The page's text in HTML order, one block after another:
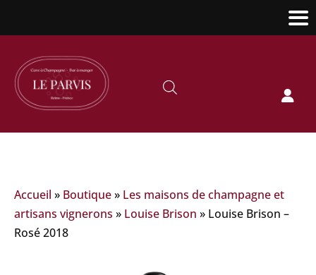

Accueil » Boutique» Les maisons de champagne et
artisans vignerons » Louise Brison » Louise Brison –
Rosé 2018